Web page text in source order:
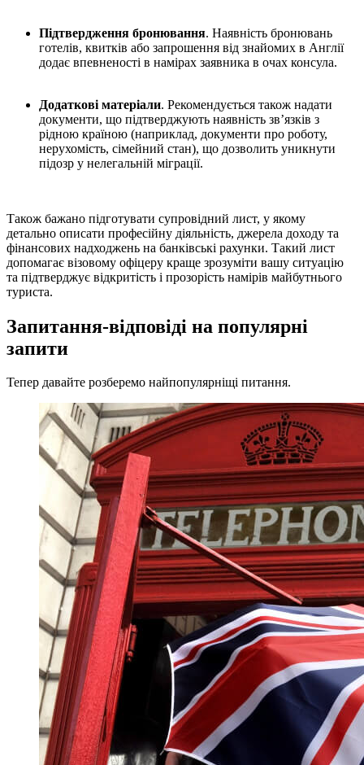
Підтвердження бронювання. Наявність бронювань
готелів, квитків або запрошення від знайомих в Англії
додає впевненості в намірах заявника в очах консула.
Додаткові матеріали. Рекомендується також надати
документи, що підтверджують наявність зв’язків з
рідною країною (наприклад, документи про роботу,
нерухомість, сімейний стан), що дозволить уникнути
підозр у нелегальній міграції.
Також бажано підготувати супровідний лист, у якому
детально описати професійну діяльність, джерела доходу та
фінансових надходжень на банківські рахунки. Такий лист
допомагає візовому офіцеру краще зрозуміти вашу ситуацію
та підтверджує відкритість і прозорість намірів майбутнього
туриста.
Запитання-відповіді на популярні
запити
Тепер давайте розберемо найпопулярніщі питання.